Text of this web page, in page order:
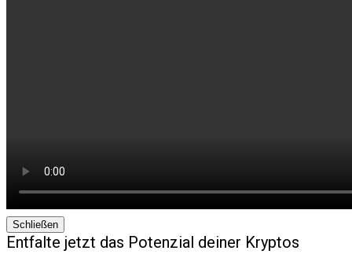
Schließen
Entfalte jetzt das Potenzial deiner Kryptos